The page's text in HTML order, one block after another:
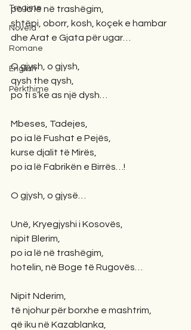
Tregime
Novela
Romane
English
Përkthime
po ia lë në trashëgim,
shtëpi, oborr, kosh, koçek e hambar
dhe Arat e Gjata për ugar…
O gjysh, o gjysh,
qysh the qysh,
po ti s’ke as një dysh…
Mbeses, Tadejes,
po ia lë Fushat e Pejës,
kurse djalit të Mirës,
po ia lë Fabrikën e Birrës…!
O gjysh, o gjysë…
Unë, Kryegjyshi i Kosovës,
nipit Blerim,
po ia lë në trashëgim,
hotelin, në Boge të Rugovës…
Nipit Nderim,
të njohur për borxhe e mashtrim,
që iku në Kazablanka,